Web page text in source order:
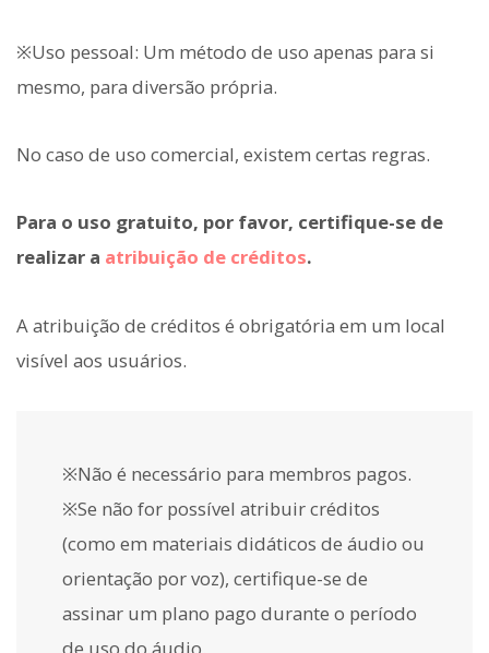
※Uso pessoal: Um método de uso apenas para si
mesmo, para diversão própria.
No caso de uso comercial, existem certas regras.
Para o uso gratuito, por favor, certifique-se de
realizar a atribuição de créditos.
A atribuição de créditos é obrigatória em um local
visível aos usuários.
※Não é necessário para membros pagos.
※Se não for possível atribuir créditos
(como em materiais didáticos de áudio ou
orientação por voz), certifique-se de
assinar um plano pago durante o período
de uso do áudio.